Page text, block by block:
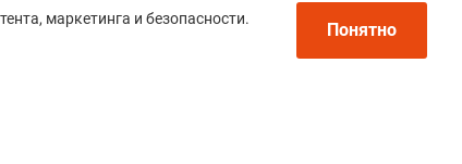
маркетинга и безопасности.
Понятно